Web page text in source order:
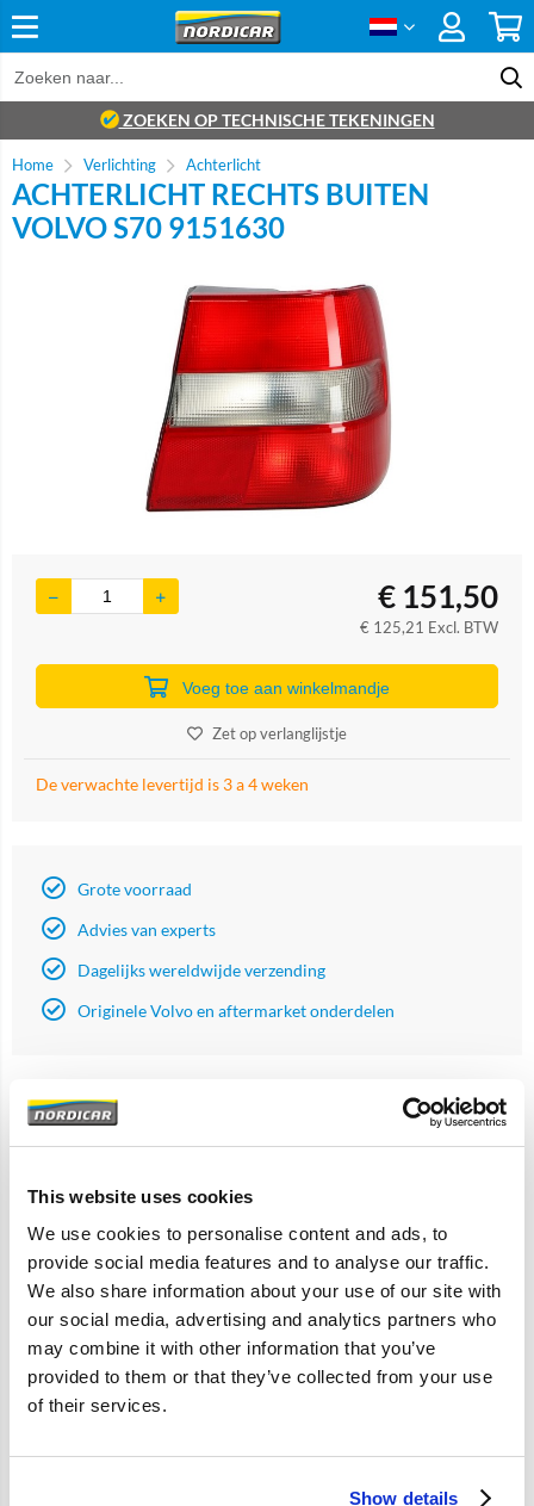
This website uses cookies
We use cookies to personalise content and ads, to
provide social media features and to analyse our traffic.
We also share information about your use of our site with
our social media, advertising and analytics partners who
may combine it with other information that you’ve
provided to them or that they’ve collected from your use
of their services.
Show details
ZOEKEN OP TECHNISCHE TEKENINGEN
Home Verlichting Achterlicht
ACHTERLICHT RECHTS BUITEN
VOLVO S70 9151630
€ 151,50
€ 125,21 Excl. BTW
Voeg toe aan winkelmandje
Zet op verlanglijstje
De verwachte levertijd is 3 a 4 weken
Grote voorraad
Advies van experts
Dagelijks wereldwijde verzending
Originele Volvo en aftermarket onderdelen
Artikelomschrijving
Specificaties
Volvo-origineel
Artikelcode 9151630